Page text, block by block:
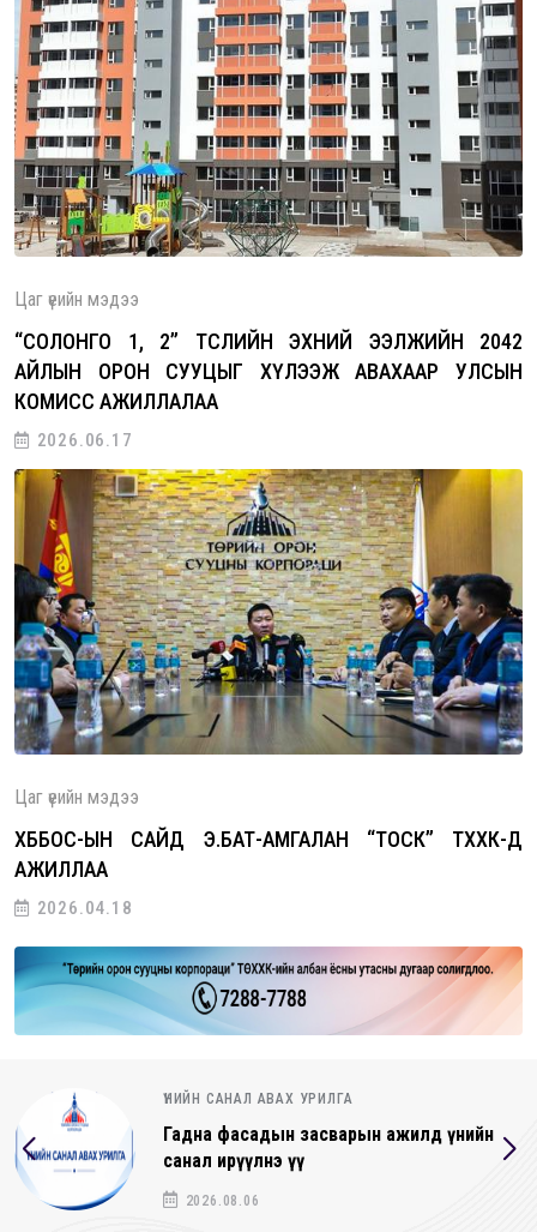
Цаг үеийн мэдээ
“СОЛОНГО 1, 2” ТӨСЛИЙН ЭХНИЙ ЭЭЛЖИЙН 2042
АЙЛЫН ОРОН СУУЦЫГ ХҮЛЭЭЖ АВАХААР УЛСЫН
КОМИСС АЖИЛЛАЛАА
2026.06.17
Цаг үеийн мэдээ
ХББОС-ЫН САЙД Э.БАТ-АМГАЛАН “ТОСК” ТӨХХК-Д
АЖИЛЛАА
2026.04.18
ҮНИЙН САНАЛ АВАХ УРИЛГА
Гадна фасадын засварын ажилд үнийн
санал ирүүлнэ үү
2026.08.06